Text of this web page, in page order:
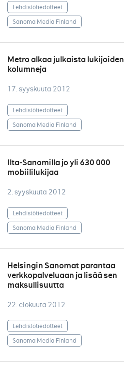
Lehdistötiedotteet
Sanoma Media Finland
Metro alkaa julkaista lukijoiden
kolumneja
17. syyskuuta 2012
Lehdistötiedotteet
Sanoma Media Finland
Ilta-Sanomilla jo yli 630 000
mobiililukijaa
2. syyskuuta 2012
Lehdistötiedotteet
Sanoma Media Finland
Helsingin Sanomat parantaa
verkkopalveluaan ja lisää sen
maksullisuutta
22. elokuuta 2012
Lehdistötiedotteet
Sanoma Media Finland